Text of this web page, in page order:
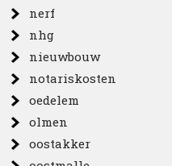
nerf
nhg
nieuwbouw
notariskosten
oedelem
olmen
oostakker